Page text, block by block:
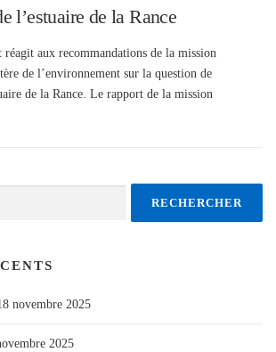
l’estuaire de la Rance
réagit aux recommandations de la mission
de l’environnement sur la question de
de la Rance. Le rapport de la mission
novembre 2025
2025